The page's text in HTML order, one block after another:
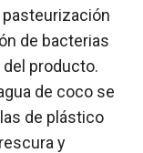
de bacterias
del producto.
de coco se
de plástico
y